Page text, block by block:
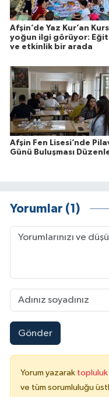
Afşin’de Yaz Kur’an
yoğun ilgi görüyor:
ve etkinlik bir arada
Afşin Fen Lisesi’nde
Günü Buluşması
Yorumlar (1)
Gönder
Yorum yazarak topluluk
ve tüm sorumluluğu